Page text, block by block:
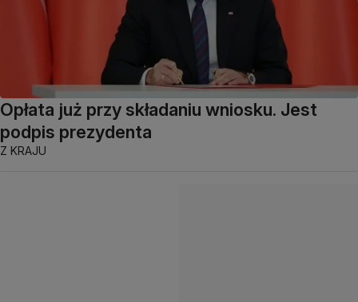
Opłata już przy składaniu wniosku. Jest
podpis prezydenta
Z KRAJU